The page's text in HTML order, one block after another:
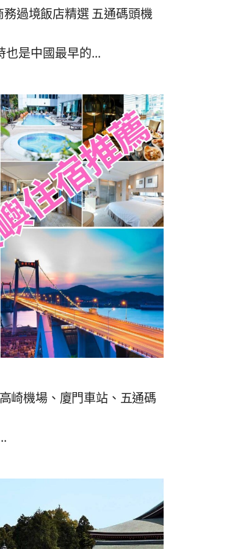
過境飯店精選 五通碼頭機
也是中國最早的...
崎機場、廈門車站、五通碼